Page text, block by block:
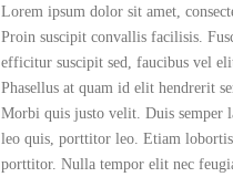
Lorem ipsum dolor sit amet,
Proin suscipit convallis facilisis.
efficitur suscipit sed, faucibus vel
Phasellus at quam id elit hendrerit
Morbi quis justo velit. Duis semper
leo quis, porttitor leo. Etiam
porttitor. Nulla tempor elit nec